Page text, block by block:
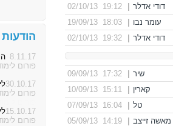
דודי אדלר
19:12 02/10/13
עומר נבו
18:03 19/09/13
דודי אדלר
19:32 02/10/13
שיר
17:32 09/09/13
קארין
15:11 10/09/13
טל
16:04 07/09/13
מאשה זייצב
14:19 05/09/13
8.11.17
פורום
30.10.17
פורום
15.10.17
פורום